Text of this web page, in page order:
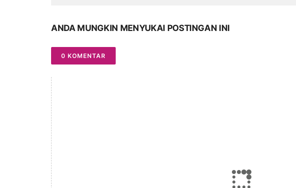
ANDA MUNGKIN MENYUKAI POSTINGAN INI
0 KOMENTAR